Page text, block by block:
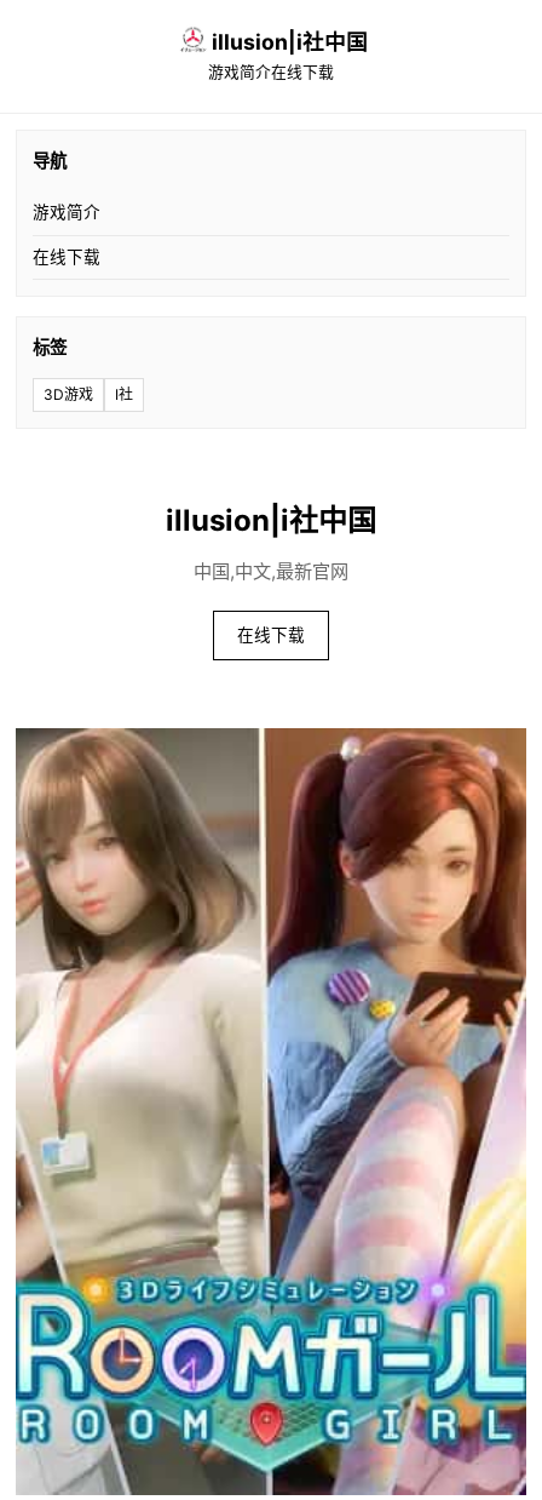
illusion|i社中国
游戏简介在线下载
导航
游戏简介
在线下载
标签
3D游戏 I社
illusion|i社中国
中国,中文,最新官网
在线下载